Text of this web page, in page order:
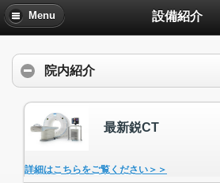
Menu 設備紹介
院内紹介
最新鋭CT
詳細はこちらをご覧ください＞＞